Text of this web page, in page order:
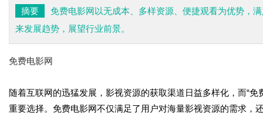
摘要
免费电影网以无成本、多样资源、便捷观看为优势，
来发展趋势，展望行业前景。
免费电影网
随着互联网的迅猛发展，影视资源的获取渠道日益多样化，而“
重要选择。免费电影网不仅满足了用户对海量影视资源的需求，